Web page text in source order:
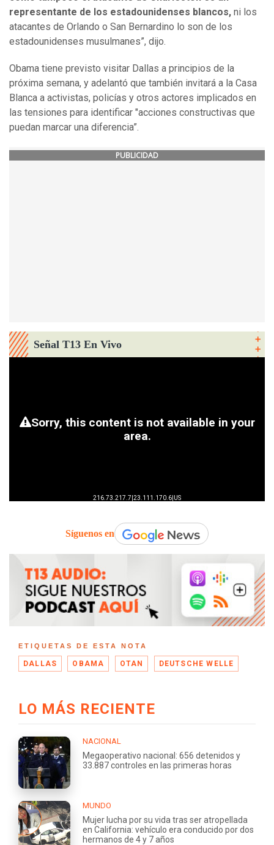
representante de los estadounidenses blancos, ni los
atacantes de Orlando o San Bernardino lo son de los
estadounidenses musulmanes”, dijo.
Obama tiene previsto visitar Dallas a principios de la
próxima semana, y adelantó que también invitará a la Casa
Blanca a activistas, policías y otros actores implicados en
las tensiones para identificar "acciones constructivas que
puedan marcar una diferencia”.
PUBLICIDAD
Señal T13 En Vivo
Síguenos en
ETIQUETAS DE ESTA NOTA
DALLAS OBAMA OTAN DEUTSCHE WELLE
LO MÁS RECIENTE
NACIONAL
Megaoperativo nacional: 656 detenidos y
33.887 controles en las primeras horas
MUNDO
Mujer lucha por su vida tras ser atropellada
en California: vehículo era conducido por dos
hermanos de 4 y 7 años